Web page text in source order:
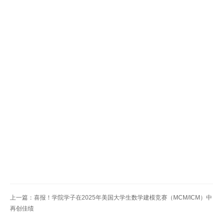
上一篇：喜报！学院学子在2025年美国大学生数学建模竞赛（MCM/ICM）中
再创佳绩